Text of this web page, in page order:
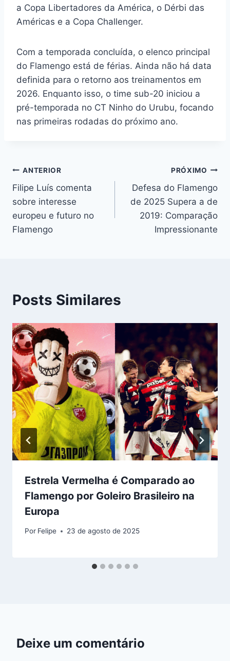
a Copa Libertadores da América, o Dérbi das
Américas e a Copa Challenger.
Com a temporada concluída, o elenco principal
do Flamengo está de férias. Ainda não há data
definida para o retorno aos treinamentos em
2026. Enquanto isso, o time sub-20 iniciou a
pré-temporada no CT Ninho do Urubu, focando
nas primeiras rodadas do próximo ano.
Navegação
de
Post
ANTERIOR
Filipe Luís comenta
sobre interesse
europeu e futuro no
Flamengo
PRÓXIMO
Defesa do Flamengo
de 2025 Supera a de
2019: Comparação
Impressionante
Posts Similares
Estrela Vermelha é Comparado ao
Flamengo por Goleiro Brasileiro na
Europa
Por Felipe 23 de agosto de 2025
Deixe um comentário